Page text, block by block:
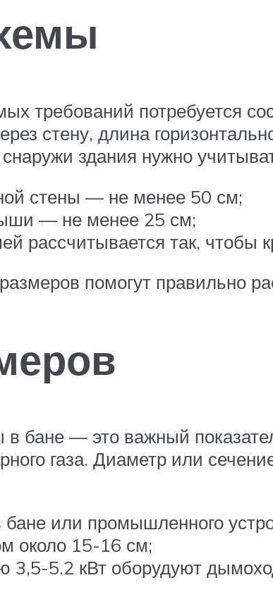
требований потребуется
стену, длина
здания нужно
стены — не менее 50 см;
— не менее 25 см;
рассчитывается так,
помогут правильно
бане — это важный
газа. Диаметр или
бане или промышленного
около 15-16 см;
3,5-5.2 кВт оборудуют